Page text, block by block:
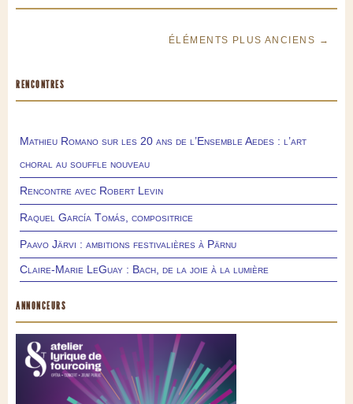
ÉLÉMENTS PLUS ANCIENS →
RENCONTRES
Mathieu Romano sur les 20 ans de l’Ensemble Aedes : l’art
choral au souffle nouveau
Rencontre avec Robert Levin
Raquel García Tomás, compositrice
Paavo Järvi : ambitions festivalières à Pärnu
Claire-Marie LeGuay : Bach, de la joie à la lumière
ANNONCEURS